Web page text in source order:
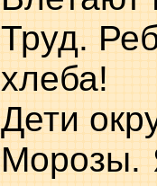
Труд.
хлеба!
Дети
Морозы.